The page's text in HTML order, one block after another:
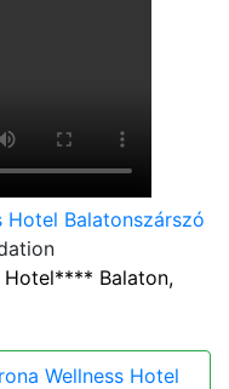
Balatonszárszó
Hotel**** Balaton,
Wellness Hotel